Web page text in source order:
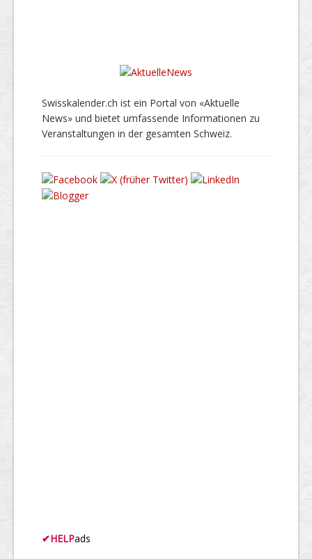
Swisskalender.ch ist ein Portal von «Aktuelle
News» und bietet umfassende Informationen zu
Veranstaltungen in der gesamten Schweiz.
✔HELPads